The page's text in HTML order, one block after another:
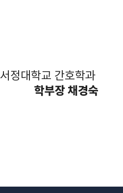
서정대학교 간호학과
학부장 채경숙